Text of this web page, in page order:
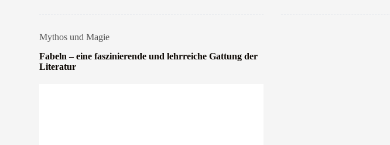
Mythos und Magie
Fabeln – eine faszinierende und lehrreiche Gattung der
Literatur